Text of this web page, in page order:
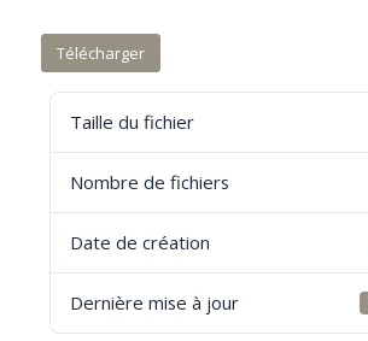
Télécharger
Taille du fichier
Nombre de fichiers
Date de création
Dernière mise à jour